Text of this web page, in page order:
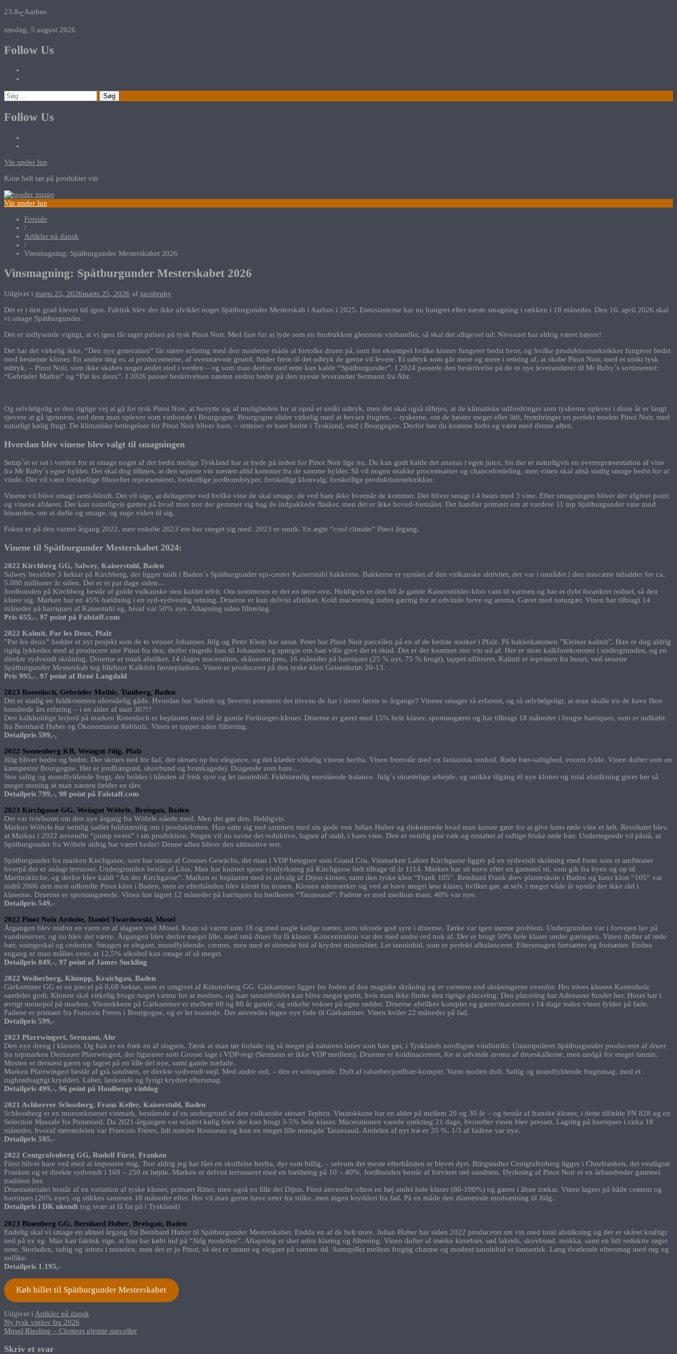
23.8℃Aarhus
onsdag, 5 august 2026
Follow Us
Søg
efter:
Follow Us
Vin under lup
Kom helt tæt på produktet vin
Vin under lup
Forside
/
Artikler på dansk
/
Vinsmagning: Spätburgunder Mesterskabet 2026
Vinsmagning: Spätburgunder Mesterskabet 2026
Udgivet i marts 25, 2026marts 25, 2026 af jacobruby
Det er i den grad blevet tid igen. Faktisk blev der ikke afviklet noget Spätburgunder Mesterskab i Aarhus i 2025. Entusiasterne har nu hungret efter næste smagning i rækken i 18 måneder. Den 16. april 2026 skal
vi smage Spätburgunder.
Det er indlysende vigtigt, at vi igen får taget pulsen på tysk Pinot Noir. Med fare for at lyde som en fordrukken glemsom vinhandler, så skal det alligevel ud: Niveauet har aldrig været højere!
Det har det virkelig ikke. “Den nye generation” får større erfaring med den moderne måde at fortolke druen på, som for eksempel hvilke kloner fungerer bedst hvor, og hvilke produktionsteknikker fungerer bedst
med bestemte kloner. En anden ting er, at producenterne, af ovennævnte grund, finder frem til det udtryk de gerne vil levere. Et udtryk som går mere og mere i retning af, at skabe Pinot Noir, med et unikt tysk
udtryk, – Pinot Noir, som ikke skabes noget andet sted i verden – og som man derfor med rette kan kalde “Spätburgunder”. I 2024 passede den beskrivelse på de to nye leverandører til Mr Ruby´s sortimentet:
“Gebrüder Mathis” og “Par les deux”. I 2026 passer beskrivelsen næsten endnu bedre på den nyeste leverandør Sermann fra Ahr.
Og selvfølgelig er den rigtige vej at gå for tysk Pinot Noir, at benytte sig af muligheden for at opnå et unikt udtryk, men det skal også tilføjes, at de klimatiske udfordringer som tyskerne oplever i disse år er langt
sjovere at gå igennem, end dem man oplever som vinbonde i Bourgogne. Bourgogne slider virkelig med at bevare frugten, – tyskerne, om de høster meget eller lidt, frembringer en perfekt moden Pinot Noir, med
naturligt kølig frugt. De klimatiske betingelser for Pinot Noir bliver bare, – rettelse: er bare bedre i Tyskland, end i Bourgogne. Derfor bør du komme forbi og være med denne aften.
Hvordan blev vinene blev valgt til smagningen
Setup´et er sat i verden for at smage noget af det bedst mulige Tyskland har at byde på inden for Pinot Noir lige nu. Du kan godt kalde det ananas i egen juice, for der er naturligvis en overrepræsentation af vine
fra Mr Ruby´s egne hylder. Det skal dog tilføjes, at den sejrene vin næsten altid kommer fra de samme hylder. Så vil nogen snakke procentsatser og chancefordeling, men vinen skal altså stadig smage bedst for at
vinde. Der vil være forskellige filosofier repræsenteret, forskellige jordbundstyper, forskelligt klonvalg, forskellige produktionsteknikker.
Vinene vil blive smagt semi-blindt. Det vil sige, at deltagerne ved hvilke vine de skal smage, de ved bare ikke hvornår de kommer. Der bliver smagt i 4 heats med 3 vine. Efter smagningen bliver der afgivet point
og vinene afsløret. Der kan naturligvis gættes på hvad man tror der gemmer sig bag de indpakkede flasker, men det er ikke hoved-formålet. Det handler primært om at vurdere 11 top Spätburgunder vine mod
hinanden, om at dufte og smage, og suge viden til sig.
Fokus er på den varme årgang 2022, men enkelte 2023´ere har sneget sig med. 2023 er smuk. En ægte “cool climate” Pinot årgang.
Vinene til Spätburgunder Mesterskabet 2024:
2022 Kirchberg GG, Salwey, Kaiserstuhl, Baden
Salwey besidder 3 hektar på Kirchberg, der ligger midt i Baden´s Spätburgunder epi-center Kaiserstuhl bakkerne. Bakkerne er opstået af den vulkanske aktivitet, der var i området i den miocæne tidsalder for ca.
5.000 millioner år siden. Det er et par dage siden…
Jordbunden på Kirchberg består af golde vulkanske sten kaldet tefrit. Om sommeren er det en tørre-ovn. Heldigvis er den 60 år gamle Kaiserstühler-klon vant til varmen og har et dybt forankret rodnet, så den
klarer sig. Marken har en 45% hældning i en syd-sydvestlig retning. Druerne er kun delvist afstilket. Kold macerering inden gæring for at udvinde farve og aroma. Gæret med naturgær. Vinen har tilbragt 14
måneder på barriques af Kaisestuhl eg, heraf var 50% nye. Aftapning uden filtrering.
Pris 655,-, 97 point på Falstaff.com
2022 Kalmit, Par les Deux, Pfalz
”Par les deux” hedder et nyt projekt som de to venner Johannes Jülg og Peter Klein har søsat. Peter har Pinot Noir parcellen på en af de bedste marker i Pfalz. På bakkekammen ”Kleiner kalmit”. Han er dog aldrig
rigtig lykkedes med at producere stor Pinot fra den, derfor ringede han til Johannes og spurgte om han ville give det et skud. Det er der kommet stor vin ud af. Her er store kalkforekomster i undergrunden, og en
direkte sydvendt skråning. Druerne er totalt afstilket, 14 dages maceration, skånsomt pres, 16 måneder på barriques (25 % nyt, 75 % brugt), tappet ufiltreret. Kalmit er topvinen fra huset, ved seneste
Spätburgunder Mesterskab tog lillebror Kalkfels førstepladsen. Vinen er produceret på den tyske klon Geisenheim 20-13.
Pris 995,-, 97 point af René Langdahl
2023 Rosenloch, Gebrüder Mathis, Tuniberg, Baden
Det er stadig en fuldkommen uforståelig gåde. Hvordan har Sabeth og Severin præsteret det niveau de har i deres første to årgange? Vinene smager så erfarent, og så selvfølgeligt, at man skulle tro de have flere
hundrede års erfaring – i en alder af start 30?!?
Den kalkholdige lerjord på marken Rosenloch er beplantet med 60 år gamle Freiburger-kloner. Druerne er gæret med 15% hele klaser, spontangæret og har tilbragt 18 måneder i brugte barriques, som er indkøbt
fra Bernhard Huber og Ökonomierat Rebholz. Vinen er tappet uden filtrering.
Detailpris 599,-,
2022 Sonnenberg KB, Weingut Jülg, Pfalz
Jülg bliver bedre og bedre. Der skrues ned for fad, der skrues op for elegance, og det klæder virkelig vinene herfra. Vinen fremstår med en fantastisk renhed. Røde bær-saftighed, enorm fylde. Vinen dufter som en
kæmpestor Bourgogne. Her er jordbærgrød, skovbund og brunkagedej. Dragende som bare…
Stor saftig og mundfyldende frugt, der holdes i hånden af frisk syre og let tanninbid. Fuldstændig enestående balance. Jülg´s utrættelige arbejde, og unikke tilgang til nye kloner og total afstilkning giver her så
meget mening at man næsten fælder en tåre.
Detailpris 799,-, 98 point på Falstaff.com
2023 Kirchgasse GG, Weingut Wöhrle, Breisgau, Baden
Det var tvivlsomt om den nye årgang fra Wöhrle nåede med. Men det gør den. Heldigvis.
Markus Wöhrle har nemlig sadlet fuldstændig om i produktionen. Han satte sig ned sammen med sin gode ven Julian Huber og diskuterede hvad man kunne gøre for at give hans røde vine et løft. Resultatet blev,
at Markus i 2022 anvendte “pump overs” i sin produktion. Nogen vil nu savne det reduktive, lugten af stald, i hans vine. Den er nemlig pist væk og erstattet af saftige friske røde bær. Undertegnede vil påstå, at
Spätburgunder fra Wöhrle aldrig har været bedre! Denne aften bliver den ultimative test.
Spätburgunder fra marken Kirchgasse, som har status af Grosses Gewächs, det man i VDP betegner som Grand Cru. Vinmarken Lahrer Kirchgasse ligger på en sydvendt skråning med form som et amfiteater
hvorpå der er anlagt terrasser. Undergrunden består af Löss. Man har kunnet spore vindyrkning på Kirchgasse helt tilbage til år 1114. Marken har sit navn efter en gammel sti, som gik fra byen og op til
Martinskirche, og derfor blev kaldt “An der Kirchgasse”. Marken er beplantet med et udvalg af Dijon-kloner, samt den tyske klon “Frank 105”. Reinhard Frank drev planteskole i Baden og hans klon “105” var
indtil 2006 den mest udbredte Pinot klon i Baden, men er efterhånden blev klemt fra tronen. Klonen udemærker sig ved at have meget løse klaser, hvilket gør, at selv i meget våde år opstår der ikke råd i
klaserne. Druerne er spontangærede. Vinen har lagret 12 måneder på barriques fra bødkeren “Taransaud”. Fadene er med medium toast, 40% var nye.
Detailpris 549,-
2022 Pinot Noix Ardoise, Daniel Twardowski, Mosel
Årgangen blev endnu en varm en af slagsen ved Mosel. Knap så varmt som 18 og med nogle kølige nætter, som sikrede god syre i druerne. Tørke var igen største problem. Undergrunden var i forvejen lav på
vandreserver, og nu blev det værre. Årgangen blev derfor meget lille, med små druer fra få klaser. Koncentration var der med andre ord nok af. Der er brugt 50% hele klaser under gæringen. Vinen dufter af røde
bær, orangeskal og cedertræ. Smagen er elegant, mundfyldende, cremet, men med et sitrende bid af krydret mineralitet. Let tanninbid, som er perfekt afbalanceret. Eftersmagen fortsætter og fortsætter. Endnu
engang er man målløs over, at 12,5% alkohol kan smage af så meget.
Detailpris 849,-, 97 point af James Suckling
2022 Weiherberg, Klumpp, Kraichgau, Baden
Gärkammer GG er en parcel på 0,68 hektar, som er omgivet af Kräuterberg GG. Gärkammer ligger for foden af den magiske skråning og er varmere end skråningerne ovenfor. Her trives klonen Kastenholz
særdeles godt. Klonen skal virkelig bruge noget varme for at modnes, og især tanninbiddet kan blive meget grønt, hvis man ikke finder den rigtige placering. Den placering har Adenauer fundet her. Huset har i
øvrigt monopol på marken. Vinstokkene på Gärkammer er mellem 60 og 80 år gamle, og enkelte vokser på egne rødder. Druerne afstilkes komplet og gærer/macererer i 14 dage inden vinen fyldes på fade.
Fadene er primært fra Francois Freres i Bourgogne, og er let toastede. Der anvendes ingen nye fade til Gärkammer. Vinen hviler 22 måneder på fad.
Detailpris 599,-
2023 Pfarrwingert, Sermann, Ahr
Den nye dreng i klassen. Og han er en fræk en af slagsen. Tænk at man tør forlade sig så meget på naturens luner som han gør, i Tysklands nordligste vindistrikt. Umanipuleret Spätburgunder produceret af druer
fra topmarken Dernauer Pfarrwingert, der figurerer som Grosse lage i VDP-regi (Sermann er ikke VDP medlem). Druerne er koldmacereret, for at udvinde aroma af drueskallerne, men undgå for meget tannin.
Mosten er dernæst gæret og lagret på en lille del nye, samt gamle træfade.
Marken Pfarrwingert består af grå sandsten, er direkte sydvendt stejl. Med andre ord, – den er solsugende. Duft af rabarber/jordbær-kompot. Varm moden duft. Saftig og mundfyldende frugtsmag, med et
rugbrødsagtigt krydderi. Laber, læskende og fyrigt krydret eftersmag.
Detailpris 499,-, 96 point på Houlbergs vinblog
2021 Achkerrer Sclossberg, Franz Keller, Kaiserstuhl, Baden
Schlossberg er en muromkranset vinmark, bestående af en undergrund af den vulkanske stenart Tephrit. Vinstokkene har en alder på mellem 20 og 30 år – og består af franske kloner, i dette tilfælde PN 828 og en
Selection Massale fra Pommard. Da 2021-årgangen var relativt kølig blev der kun brugt 3-5% hele klaser. Macerationen varede omkring 21 dage, hvorefter vinen blev presset. Lagring på barriques i cirka 18
måneder, hvoraf størstedelen var Francois Frères, lidt mindre Rousseau og kun en meget lille mængde Taransaud. Andelen af ​​nyt træ er 35 %. 1/3 af fadene var nye.
Detailpris 595,-
2022 Centgrafenberg GG, Rudolf Fürst, Franken
Fürst bliver bare ved med at imponere mig. Tror aldrig jeg har fået en skuffelse herfra, dyr som billig, – selvom det meste efterhånden er blevet dyrt. Bürgstadter Centgrafenberg ligger i Churfranken, det vestligste
Franken og er direkte sydvendt i 160 – 250 m højde. Marken er delvist terrasseret med en hældning på 10 – 40%. Jordbunden består af forvitret rød sandsten. Dyrkning af Pinot Noir er en århundreder gammel
tradition her.
Druematerialet består af en variation af tyske kloner, primært Ritter, men også en lille del Dijon. Fürst anvender oftest en høj andel hele klaser (80-100%) og gærer i åbne trækar. Vinen lagres på både cement og
barriques (20% nye), og stikkes sammen 18 måneder efter. Her vil man gerne have urter fra stilke, men ingen krydderi fra fad. På en måde den diametrale modsætning til Jülg.
Detailpris i DK ukendt (og svær at få fat på i Tyskland)
2023 Binenberg GG, Bernhard Huber, Breisgau, Baden
Endelig skal vi smage en aktuel årgang fra Bernhard Huber til Spätburgunder Mesterskabet. Endda en af de helt store. Julian Huber har siden 2022 produceret sin vin med total afstilkning og der er skåret kraftigt
ned på ny eg. Man kan faktisk sige, at han har købt ind på “Jülg modellen”. Aftapning er sket uden klaring og filtrering. Vinen dufter af mørke kirsebær, sød lakrids, skovbund, mokka, samt en lidt reduktiv røget
note. Storladen, saftig og intens i munden, men det er jo Pinot, så det er stramt og elegant på samme tid. Samspillet mellem frugtig charme og modent tanninbid er fantastisk. Lang dvælende eftersmag med røg og
nellike.
Detailpris 1.195,-
Køb billet til Spätburgunder Mesterskabet
Udgivet i Artikler på dansk
Indlægsnavigation
Ny tysk vinlov fra 2026
Mosel Riesling – Clottens glemte parceller
Skriv et svar